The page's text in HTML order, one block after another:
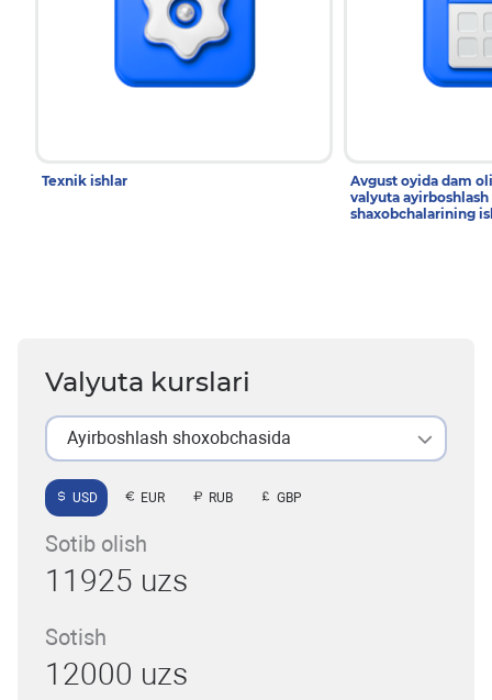
Texnik ishlar
Avgust oyida dam
valyuta ayirboshlash
shaxobchalarining
Valyuta kurslari
Ayirboshlash shoxobchasida
USD EUR RUB GBP
Sotib olish
11925 uzs
Sotish
12000 uzs